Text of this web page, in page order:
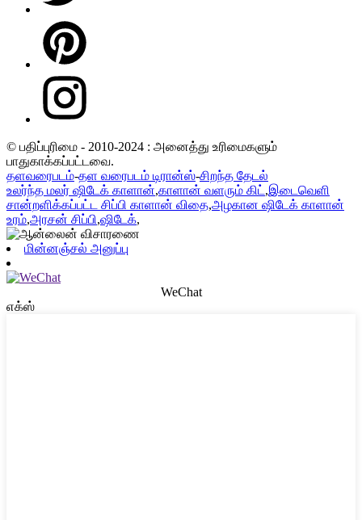
© பதிப்புரிமை - 2010-2024 : அனைத்து உரிமைகளும்
பாதுகாக்கப்பட்டவை.
தளவரைபடம்-தள வரைபடம் டிரான்ஸ்-சிறந்த தேடல்
உலர்ந்த மலர் ஷிடேக் காளான்,காளான் வளரும் கிட் ,இடைவெளி
சான்றளிக்கப்பட்ட சிப்பி காளான் விதை,அழகான ஷிடேக் காளான்
உரம்,அரசன் சிப்பி,ஷிடேக்,
மின்னஞ்சல் அனுப்பு
WeChat
எக்ஸ்